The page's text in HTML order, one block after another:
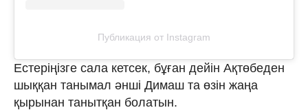
Публикация от Instagram
Естеріңізге сала кетсек, бұған дейін Ақтөбеден
шыққан танымал әнші Димаш та өзін жаңа
қырынан танытқан болатын.